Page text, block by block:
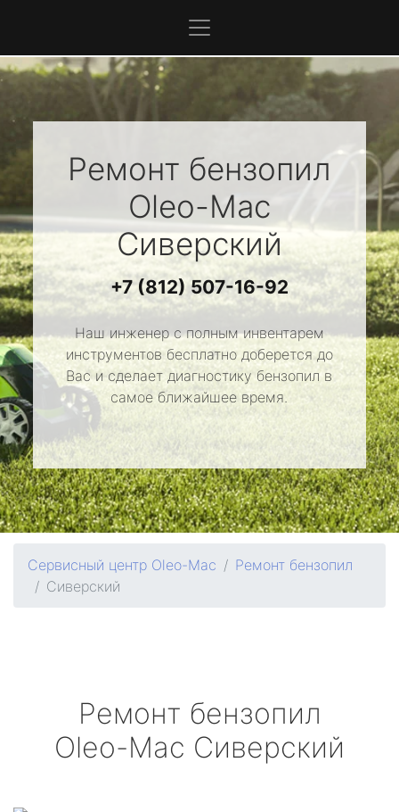
Ремонт бензопил
Oleo-Mac
Сиверский
+7 (812) 507-16-92
Наш инженер с полным инвентарем
инструментов бесплатно доберется до
Вас и сделает диагностику бензопил в
самое ближайшее время.
Сервисный центр Oleo-Mac
Ремонт бензопил
Сиверский
Ремонт бензопил
Oleo-Mac Сиверский